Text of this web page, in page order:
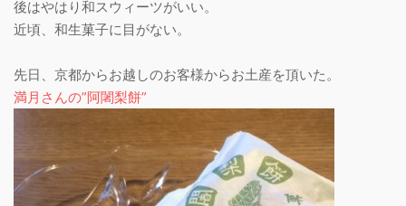
後はやはり和スウィーツがいい。
近頃、和生菓子に目がない。
先日、京都からお越しのお客様からお土産を頂いた。
満月さんの”阿闍梨餅”